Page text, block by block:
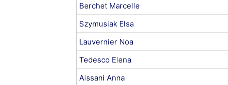
Berchet Marcelle
Szymusiak Elsa
Lauvernier Noa
Tedesco Elena
Aissani Anna